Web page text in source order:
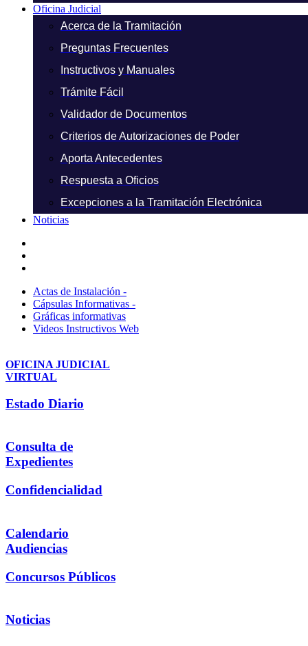
Oficina Judicial
Acerca de la Tramitación
Preguntas Frecuentes
Instructivos y Manuales
Trámite Fácil
Validador de Documentos
Criterios de Autorizaciones de Poder
Aporta Antecedentes
Respuesta a Oficios
Excepciones a la Tramitación Electrónica
Noticias
Actas de Instalación -
Cápsulas Informativas -
Gráficas informativas
Videos Instructivos Web
OFICINA JUDICIAL
VIRTUAL
Estado Diario
Consulta de
Expedientes
Confidencialidad
Calendario
Audiencias
Concursos Públicos
Noticias